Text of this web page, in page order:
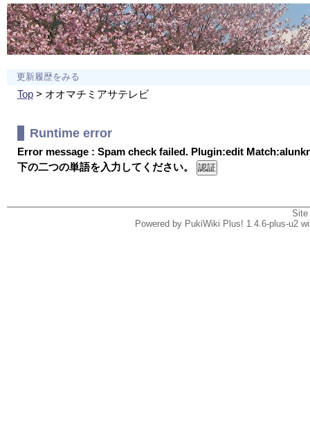
更新履歴をみる
Top> オオマチミアサテレビ
Runtime error
Error message : Spam check failed. Plugin:edit
下の二つの単語を入力してください。
Powered by PukiWiki Plus! 1.4.6-plus-u2